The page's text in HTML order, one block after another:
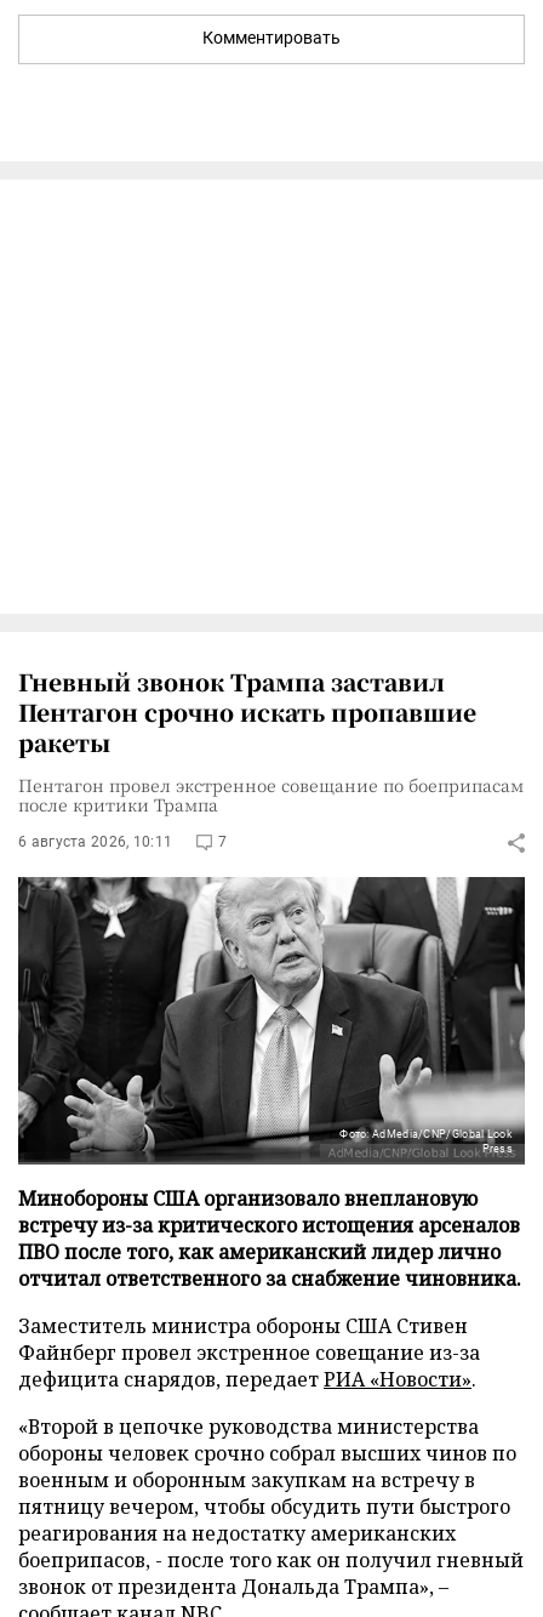
Комментировать
Гневный звонок Трампа заставил
Пентагон срочно искать пропавшие
ракеты
Пентагон провел экстренное совещание по боеприпасам
после критики Трампа
6 августа 2026, 10:11 7
Фото: AdMedia/CNP/Global Look
Press
Минобороны США организовало внеплановую
встречу из-за критического истощения арсеналов
ПВО после того, как американский лидер лично
отчитал ответственного за снабжение чиновника.
Заместитель министра обороны США Стивен
Файнберг провел экстренное совещание из-за
дефицита снарядов, передаетРИА «Новости».
«Второй в цепочке руководства министерства
обороны человек срочно собрал высших чинов по
военным и оборонным закупкам на встречу в
пятницу вечером, чтобы обсудить пути быстрого
реагирования на недостатку американских
боеприпасов, - после того как он получил гневный
звонок от президента Дональда Трампа», –